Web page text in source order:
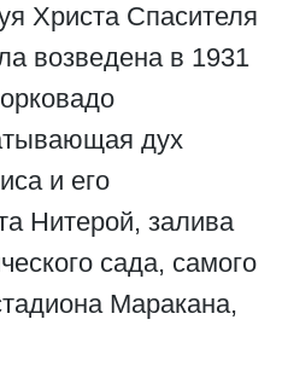
Христа Спасителя
возведена в 1931
дух
и его
Нитерой, залива
сада, самого
Маракана,